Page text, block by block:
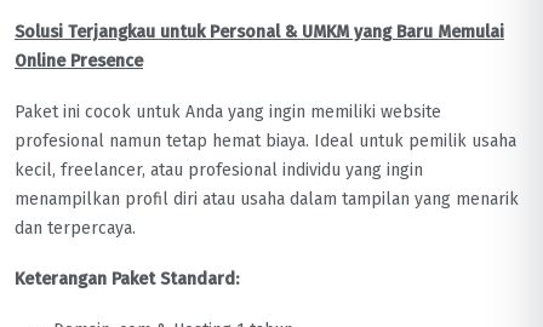
Solusi Terjangkau untuk Personal & UMKM yang Baru Memulai
Online Presence
Paket ini cocok untuk Anda yang ingin memiliki website
profesional namun tetap hemat biaya. Ideal untuk pemilik usaha
kecil, freelancer, atau profesional individu yang ingin
menampilkan profil diri atau usaha dalam tampilan yang menarik
dan terpercaya.
Keterangan Paket Standard: